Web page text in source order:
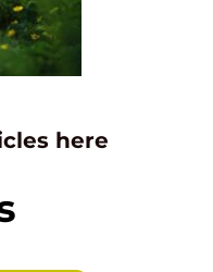
here